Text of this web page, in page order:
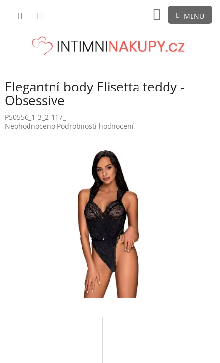
NÁKUPNÍ
KOŠÍK
Elegantní body Elisetta teddy -
Obsessive
P50556_1-3_2-117_
Průměrné
Neohodnoceno Podrobnosti hodnocení